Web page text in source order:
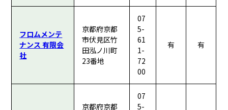
フロムメンテ
ナンス 有限会
社
京都府京都
市伏見区竹
田泓ノ川町
23番地
07
5-
61
1-
72
00
有 有
京都府京都
07
5-